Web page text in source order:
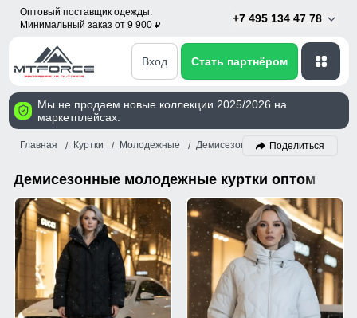
Оптовый поставщик одежды.
Минимальный заказ от 9 900 p
+7 495 134 47 78
Вход Стать партнёром
Мы не продаем новые коллекции 2025/2026 на
маркетплейсах.
Главная Куртки Молодежные Демисезон Поделиться
Демисезонные молодежные куртки оптом